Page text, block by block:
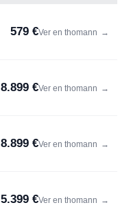
579 €Ver en thomann →
8.899 €Ver en thomann →
8.899 €Ver en thomann →
5.399 €Ver en thomann →